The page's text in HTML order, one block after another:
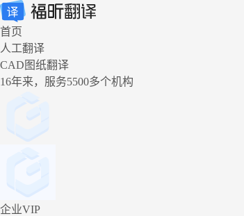
首页
人工翻译
CAD图纸翻译
16年来，服务5500多个机构
企业VIP